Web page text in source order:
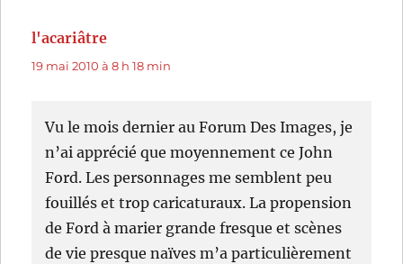
l'acariâtre
19 mai 2010 à 8 h 18 min
Vu le mois dernier au Forum Des Images, je
n’ai apprécié que moyennement ce John
Ford. Les personnages me semblent peu
fouillés et trop caricaturaux. La propension
de Ford à marier grande fresque et scènes
de vie presque naïves m’a particulièrement